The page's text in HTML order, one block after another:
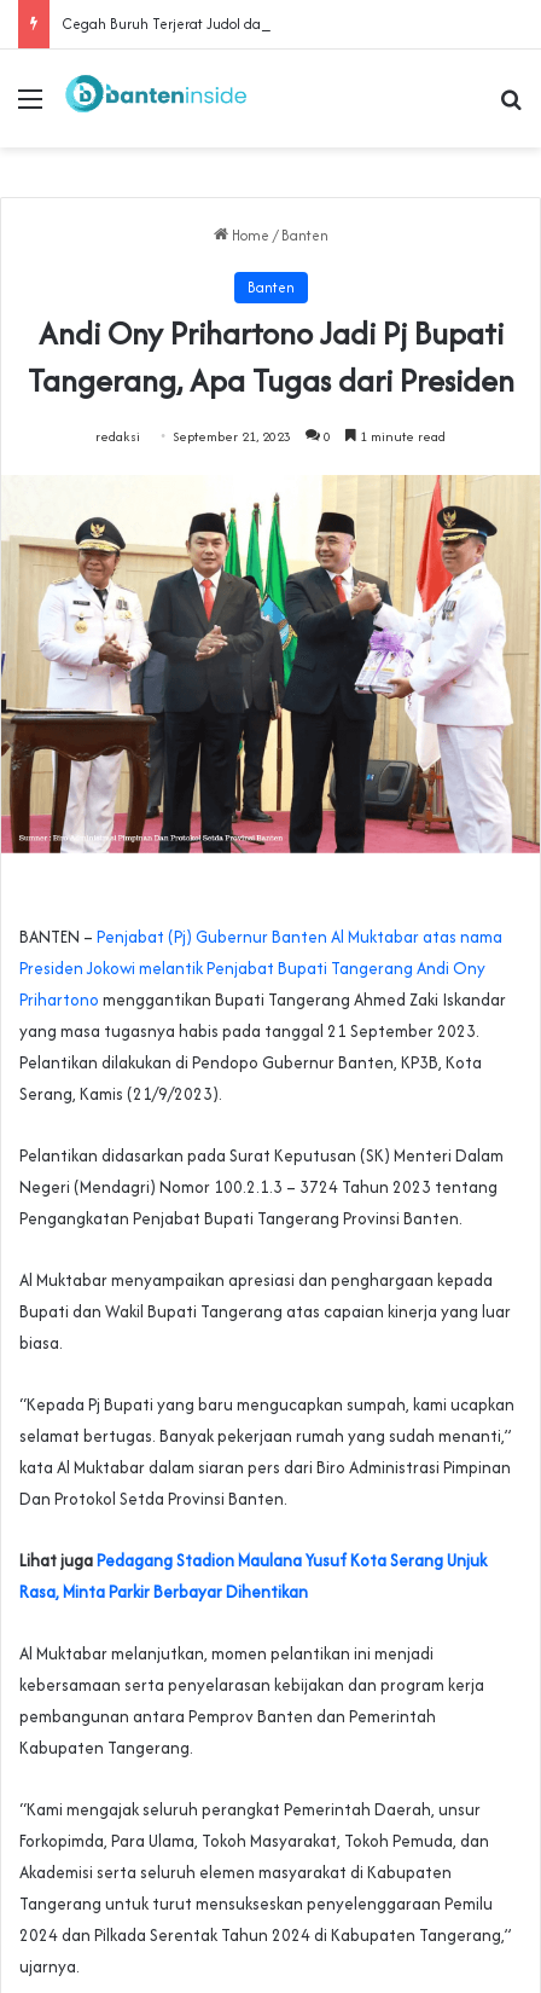
Menu
Home / Banten
Banten
Andi Ony Prihartono Jadi Pj Bupati
Tangerang, Apa Tugas dari Presiden
redaksi September 21, 2023 0 1 minute read
BANTEN – Penjabat (Pj) Gubernur Banten Al Muktabar atas nama
Presiden Jokowi melantik Penjabat Bupati Tangerang Andi Ony
Prihartono menggantikan Bupati Tangerang Ahmed Zaki Iskandar
yang masa tugasnya habis pada tanggal 21 September 2023.
Pelantikan dilakukan di Pendopo Gubernur Banten, KP3B, Kota
Serang, Kamis (21/9/2023).
Pelantikan didasarkan pada Surat Keputusan (SK) Menteri Dalam
Negeri (Mendagri) Nomor 100.2.1.3 – 3724 Tahun 2023 tentang
Pengangkatan Penjabat Bupati Tangerang Provinsi Banten.
Al Muktabar menyampaikan apresiasi dan penghargaan kepada
Bupati dan Wakil Bupati Tangerang atas capaian kinerja yang luar
biasa.
“Kepada Pj Bupati yang baru mengucapkan sumpah, kami ucapkan
selamat bertugas. Banyak pekerjaan rumah yang sudah menanti,”
kata Al Muktabar dalam siaran pers dari Biro Administrasi Pimpinan
Dan Protokol Setda Provinsi Banten.
Lihat jugaPedagang Stadion Maulana Yusuf Kota Serang Unjuk
Rasa, Minta Parkir Berbayar Dihentikan
Al Muktabar melanjutkan, momen pelantikan ini menjadi
kebersamaan serta penyelarasan kebijakan dan program kerja
pembangunan antara Pemprov Banten dan Pemerintah
Kabupaten Tangerang.
“Kami mengajak seluruh perangkat Pemerintah Daerah, unsur
Forkopimda, Para Ulama, Tokoh Masyarakat, Tokoh Pemuda, dan
Akademisi serta seluruh elemen masyarakat di Kabupaten
Tangerang untuk turut mensukseskan penyelenggaraan Pemilu
2024 dan Pilkada Serentak Tahun 2024 di Kabupaten Tangerang,”
ujarnya.